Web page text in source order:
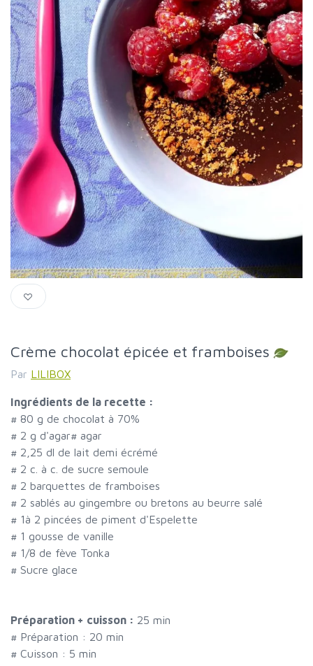
Crème chocolat épicée et framboises
Par LILIBOX
Ingrédients de la recette :
# 80 g de chocolat à 70%
# 2 g d'agar# agar
# 2,25 dl de lait demi écrémé
# 2 c. à c. de sucre semoule
# 2 barquettes de framboises
# 2 sablés au gingembre ou bretons au beurre salé
# 1à 2 pincées de piment d'Espelette
# 1 gousse de vanille
# 1/8 de fève Tonka
# Sucre glace
Préparation + cuisson : 25 min
# Préparation : 20 min
# Cuisson : 5 min